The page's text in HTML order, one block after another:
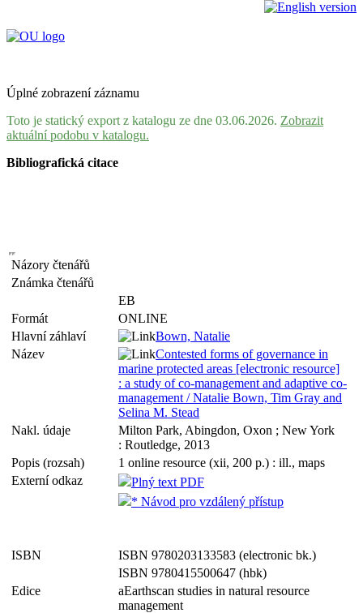
Úplné zobrazení záznamu
Toto je statický export z katalogu ze dne 03.06.2026. Zobrazit
aktuální podobu v katalogu.
Bibliografická citace
Názory čtenářů
Známka čtenářů
EB
Formát
ONLINE
Hlavní záhlaví
Bown, Natalie
Název
Contested forms of governance in
marine protected areas [electronic resource]
: a study of co-management and adaptive co-
management / Natalie Bown, Tim Gray and
Selina M. Stead
Nakl. údaje
Milton Park, Abingdon, Oxon ; New York
: Routledge, 2013
Popis (rozsah)
1 online resource (xii, 200 p.) : ill., maps
Externí odkaz
Plný text PDF
* Návod pro vzdálený přístup
ISBN
ISBN 9780203133583 (electronic bk.)
ISBN 9780415500647 (hbk)
Edice
aEarthscan studies in natural resource
management